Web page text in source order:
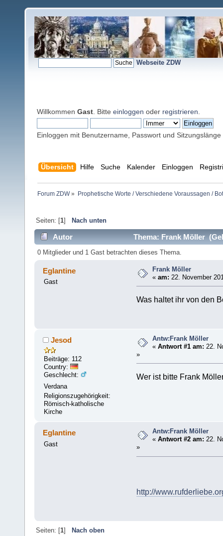
Webseite ZDW
Willkommen Gast . Bitte einloggen oder registrieren
Einloggen mit Benutzername, Passwort und Sitzungslänge
Übersicht Hilfe Suche Kalender Einloggen
Forum ZDW» Prophetische Worte / Verschiedene Voraussagen /
Seiten: [1] Nach unten
Autor Thema: Frank Möller
0 Mitglieder und 1 Gast betrachten dieses Thema.
Eglantine
Gast
Frank Möller
«am: 22. November
Was haltet ihr von den
Jesod
Beiträge: 112
Country:
Geschlecht:
Verdana
Religionszugehörigkeit:
Römisch-katholische
Kirche
Antw:Frank Möller
«Antwort #1 am: 22.
»
Wer ist bitte Frank
Eglantine
Gast
Antw:Frank Möller
«Antwort #2 am: 22.
»
http://
Seiten: [1] Nach oben